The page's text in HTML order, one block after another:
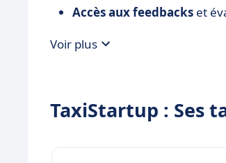
Accès aux feedbacks et
Voir plus
TaxiStartup : Ses